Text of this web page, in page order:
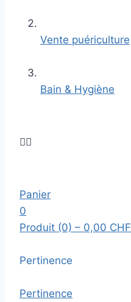
Vente puériculture
Bain & Hygiène

Panier
0
Produit (0) – 0,00 CHF
Pertinence
Pertinence